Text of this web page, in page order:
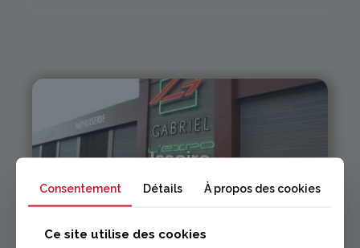
Issoire
Consentement Détails À propos des cookies
Ce site utilise des cookies